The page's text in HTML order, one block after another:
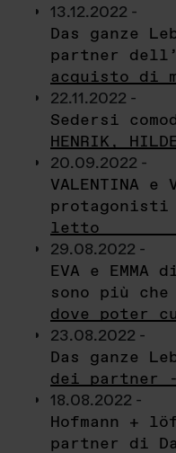
13.12.2022 -
Das ganze
partner
acquisto di
22.11.2022 -
Sedersi
HENRIK,
20.09.2022 -
VALENTINA e
protagonisti
letto
29.08.2022 -
EVA e EMMA
sono più
dove poter
23.08.2022 -
Das ganze
dei partner
18.08.2022 -
Hofmann +
partner di